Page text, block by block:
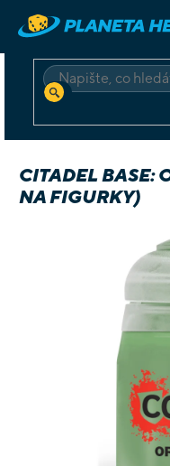
obsah
HLEDAT
CITADEL BASE:
NA FIGURKY)